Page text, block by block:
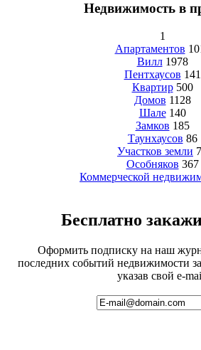
Недвижимость в
1
Апартаментов
Вилл 1978
Пентхаусов 141
Квартир 500
Домов 1128
Шале 140
Замков 185
Таунхаусов 86
Участков земли
Особняков 367
Коммерческой
Бесплатно
Оформить подписку на наш
последних событий недвижимости
указав свой e-